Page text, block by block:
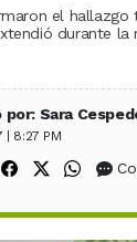
el hallazgo
durante la
por: Sara
8:27 PM
Compartir en
Compartir